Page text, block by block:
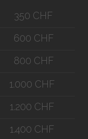
350 CHF
600 CHF
800 CHF
1.000 CHF
1.200 CHF
1.400 CHF